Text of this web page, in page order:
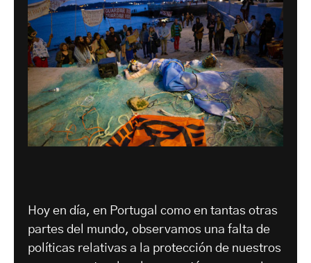
Hoy en día, en Portugal como en tantas otras
partes del mundo, observamos una falta de
políticas relativas a la protección de nuestros